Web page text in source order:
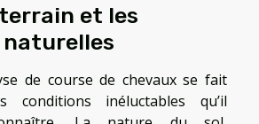
et les
de course de chevaux se fait
conditions inéluctables qu’il